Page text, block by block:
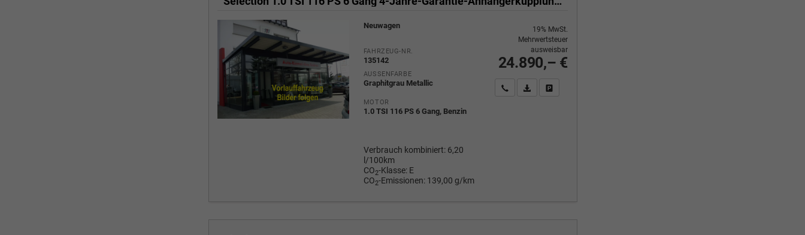
Neuwagen
FAHRZEUG-NR.
135142
AUSSENFARBE
Graphitgrau Metallic
MOTOR
1.0 TSI 116 PS 6 Gang, Benzin
Verbrauch kombiniert: 6,20
l/100km
CO2-Klasse: E
CO2-Emissionen: 139,00 g/km
24.890,– €
19% MwSt.
Mehrwertsteuer
ausweisbar
Wir rufen Sie anPDF-Fahrzeugexposé drucken